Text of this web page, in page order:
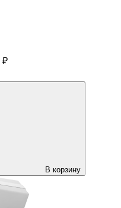
₽
В корзину